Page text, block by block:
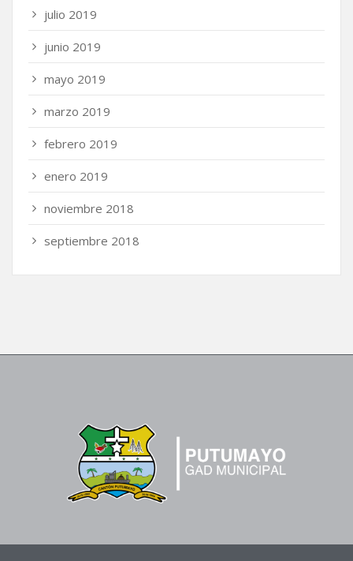
julio 2019
junio 2019
mayo 2019
marzo 2019
febrero 2019
enero 2019
noviembre 2018
septiembre 2018